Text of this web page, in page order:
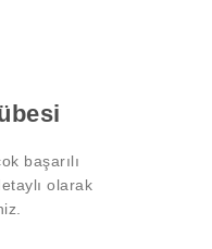
başarılı
olarak